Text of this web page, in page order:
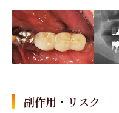
副作用・リスク